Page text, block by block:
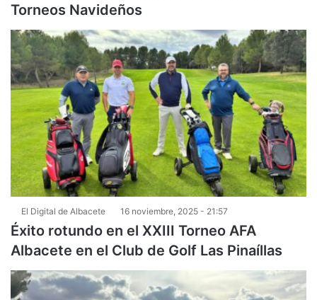
Torneos Navideños
El Digital de Albacete 16 noviembre, 2025 - 21:57
Éxito rotundo en el XXIII Torneo AFA
Albacete en el Club de Golf Las Pinaíllas